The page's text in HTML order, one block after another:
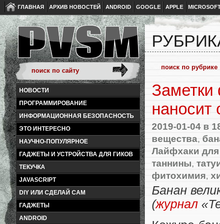
ГЛАВНАЯ АРХИВ НОВОСТЕЙ ANDROID GOOGLE APPLE
НОВОСТИ
ПРОГРАММИРОВАНИЕ
ИНФОРМАЦИОННАЯ БЕЗОПАСНОСТЬ
ЭТО ИНТЕРЕСНО
НАУЧНО-ПОПУЛЯРНОЕ
ГАДЖЕТЫ И УСТРОЙСТВА ДЛЯ ГИКОВ
ТЕКУЧКА
JAVASCRIPT
DIY ИЛИ СДЕЛАЙ САМ
ГАДЖЕТЫ
ANDROID
Заметки
наносит
2019-01-04 в
вещества,
Лайфхаки для
таннины,
фитохимия,
Банан
(журнал